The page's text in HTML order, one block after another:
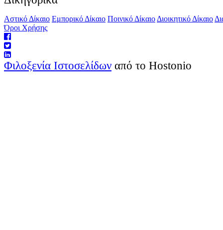
Αστικό Δίκαιο Εμπορικό Δίκαιο Ποινικό Δίκαιο Διοικητικό Δίκαιο
Όροι Χρήσης
Φιλοξενία Ιστοσελίδων από το Hostonio